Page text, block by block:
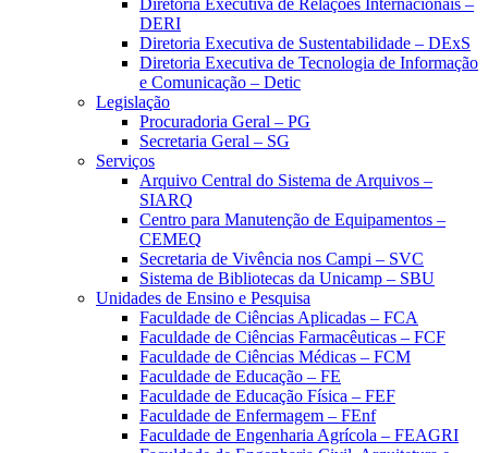
Diretoria Executiva de Relações Internacionais –
DERI
Diretoria Executiva de Sustentabilidade – DExS
Diretoria Executiva de Tecnologia de Informação
e Comunicação – Detic
Legislação
Procuradoria Geral – PG
Secretaria Geral – SG
Serviços
Arquivo Central do Sistema de Arquivos –
SIARQ
Centro para Manutenção de Equipamentos –
CEMEQ
Secretaria de Vivência nos Campi – SVC
Sistema de Bibliotecas da Unicamp – SBU
Unidades de Ensino e Pesquisa
Faculdade de Ciências Aplicadas – FCA
Faculdade de Ciências Farmacêuticas – FCF
Faculdade de Ciências Médicas – FCM
Faculdade de Educação – FE
Faculdade de Educação Física – FEF
Faculdade de Enfermagem – FEnf
Faculdade de Engenharia Agrícola – FEAGRI